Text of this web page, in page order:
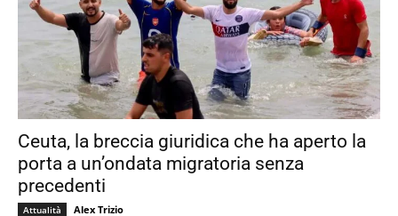
Ceuta, la breccia giuridica che ha aperto la
porta a un’ondata migratoria senza
precedenti
Attualità Alex Trizio